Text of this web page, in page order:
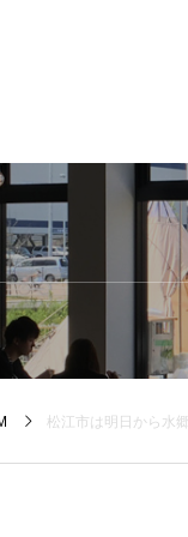
松江市は明日から水郷祭。その後も色々とイベントが続きます。陽射しの中を歩く